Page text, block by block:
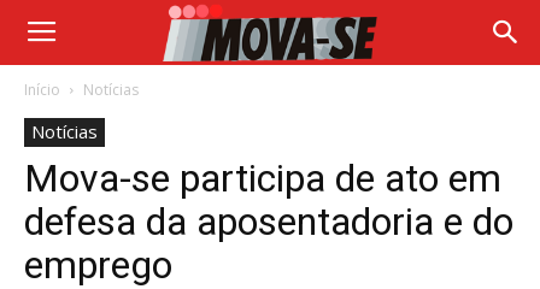
Início Notícias
Notícias
Mova-se participa de ato em
defesa da aposentadoria e do
emprego